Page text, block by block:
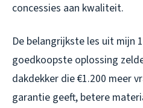
concessies aan kwaliteit.
De belangrijkste les uit mijn
goedkoopste oplossing
dakdekker die €1.200 meer
garantie geeft, betere